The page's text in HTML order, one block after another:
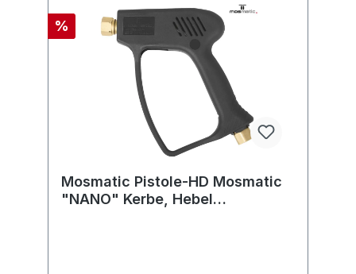
%
Mosmatic Pistole-HD Mosmatic
"NANO" Kerbe, Hebel